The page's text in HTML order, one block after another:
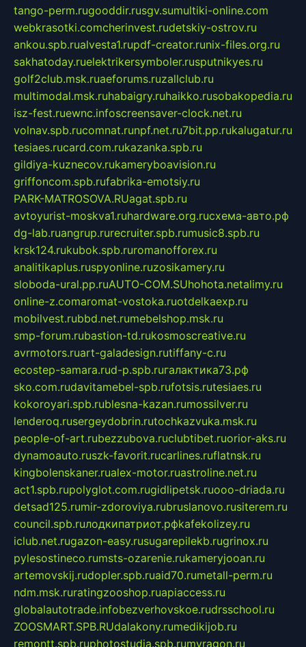
tango-perm.rugooddir.rusgv.sumultiki-online.com
webkrasotki.comcherinvest.rudetskiy-ostrov.ru
ankou.spb.rualvesta1.rupdf-creator.runix-files.org.ru
sakhatoday.ruelektrikersymboler.rusputnikyes.ru
golf2club.msk.ruaeforums.ruzallclub.ru
multimodal.msk.ruhabaigry.ruhaikko.rusobakopedia.ru
isz-fest.ruewnc.infoscreensaver-clock.net.ru
volnav.spb.rucomnat.runpf.net.ru7bit.pp.rukalugatur.ru
tesiaes.rucard.com.rukazanka.spb.ru
gildiya-kuznecov.rukameryboavision.ru
griffoncom.spb.rufabrika-emotsiy.ru
PARK-MATROSOVA.RUagat.spb.ru
avtoyurist-moskva1.ruhardware.org.ruсхема-авто.рф
dg-lab.ruangrup.rurecruiter.spb.rumusic8.spb.ru
krsk124.rukubok.spb.ruromanofforex.ru
analitikaplus.ruspyonline.ruzosikamery.ru
sloboda-ural.pp.ruAUTO-COM.SUhohota.netalimy.ru
online-z.comaromat-vostoka.ruotdelkaexp.ru
mobilvest.rubbd.net.rumebelshop.msk.ru
smp-forum.rubastion-td.rukosmoscreative.ru
avrmotors.ruart-galadesign.rutiffany-c.ru
ecostep-samara.rud-p.spb.ruгалактика73.рф
sko.com.rudavitamebel-spb.rufotsis.rutesiaes.ru
kokoroyari.spb.rublesna-kazan.rumossilver.ru
lenderoq.rusergeydobrin.rutochkazvuka.msk.ru
people-of-art.rubezzubova.ruclubtibet.ruorior-aks.ru
dynamoauto.ruszk-favorit.rucarlines.ruflatnsk.ru
kingbolenskaner.rualex-motor.ruastroline.net.ru
act1.spb.rupolyglot.com.rugidlipetsk.ruooo-driada.ru
detsad125.rumir-zdoroviya.rubruslanovo.rusiterem.ru
council.spb.ruлодкипатриот.рфkafekolizey.ru
iclub.net.rugazon-easy.rusugarepilekb.rugrinox.ru
pylesostineco.rumsts-ozarenie.rukameryjooan.ru
artemovskij.rudopler.spb.ruaid70.rumetall-perm.ru
ndm.msk.ruratingzooshop.ruapiaccess.ru
globalautotrade.infobezverhovskoe.rudrsschool.ru
ZOOSMART.SPB.RUdalakony.rumedikijob.ru
remontt.spb.ruphotostudia.spb.rumyragon.ru